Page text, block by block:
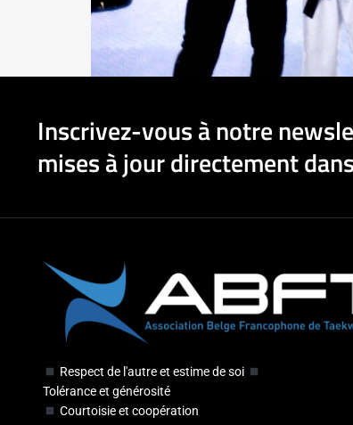
Inscrivez-vous à notre
mises à jour directement
Respect de l'autre et estime de soi
Tolérance et générosité
Courtoisie et coopération